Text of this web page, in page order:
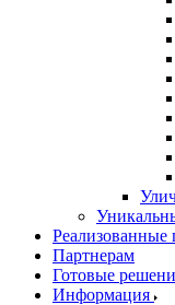
Реализованные
Партнерам
Готовые
Информация